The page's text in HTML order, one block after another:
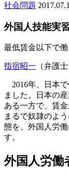
社会問題
外国人技能実
最低賃金以下で
指宿昭一 （弁護士
2016年、日本で
ました。日本の
ある一方で、賃
まるで奴隷のよ
態を、外国人労
す。
外国人労働